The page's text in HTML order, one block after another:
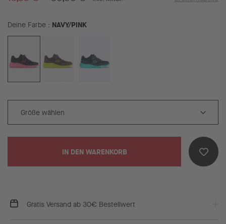
Deine Farbe NAVY/PINK
IN DEN WARENKORB
Gratis Versand ab 30€ Bestellwert